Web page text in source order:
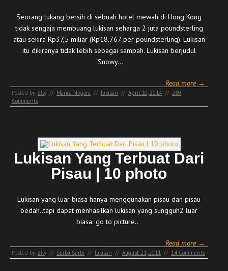
Seorang tukang bersih di sebuah hotel mewah di Hong Kong
tidak sengaja membuang lukisan seharga 2 juta poundsterling
atau sekira Rp37,5 miliar (Rp18.767 per poundsterling). Lukisan
itu dikiranya tidak lebih sebagai sampah. Lukisan berjudul
“Snowy…
Read more →
Posted by: elly // Manca Negara // lukisan // April 10, 2014 // 260
Comments
Lukisan Yang Terbuat Dari
Pisau | 10 photo
Lukisan yang luar biasa hanya menggunakan pisau dan pisau
bedah..tapi dapat menhasilkan lukisan yang sungguh2 luar
biasa..go to picture..
Read more →
Posted by: elly // Serba Serbi // lukisan // August 21, 2011 // 14 Comments